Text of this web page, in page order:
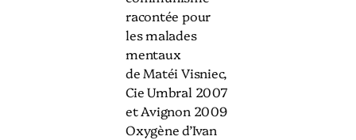
racontée pour
les malades
mentaux
de Matéi Visniec,
Cie Umbral 2007
et Avignon 2009
Oxygène d’Ivan